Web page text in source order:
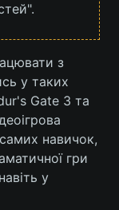
з
у таких
Gate 3 та
навичок,
гри
у